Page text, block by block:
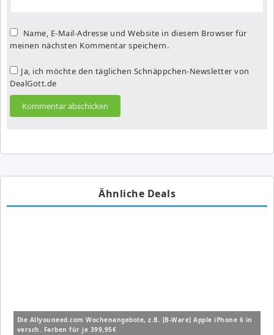
Name, E-Mail-Adresse und Website in diesem Browser für
meinen nächsten Kommentar speichern.
Ja, ich möchte den täglichen Schnäppchen-Newsletter von
DealGott.de
Ähnliche Deals
Die Allyouneed.com Wochenangebote, z.B. [B-Ware] Apple iPhone 6 in
versch. Farben für je 399,95€